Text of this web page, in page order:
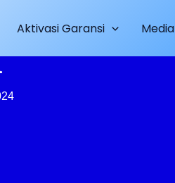
Aktivasi Garansi Media
Dan Tips